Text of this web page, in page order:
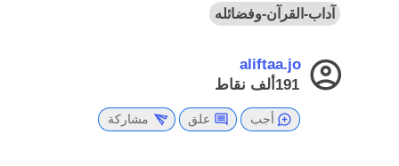
آداب-القرآن-وفضائله
aliftaa.jo
191ألف
نقاط
أجب علق مشاركة